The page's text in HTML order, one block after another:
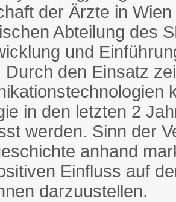
der Ärzte in
Abteilung des
und
Durch den Einsatz
in den letzten 2
werden. Sinn der
anhand
Einfluss auf
darzuustellen.